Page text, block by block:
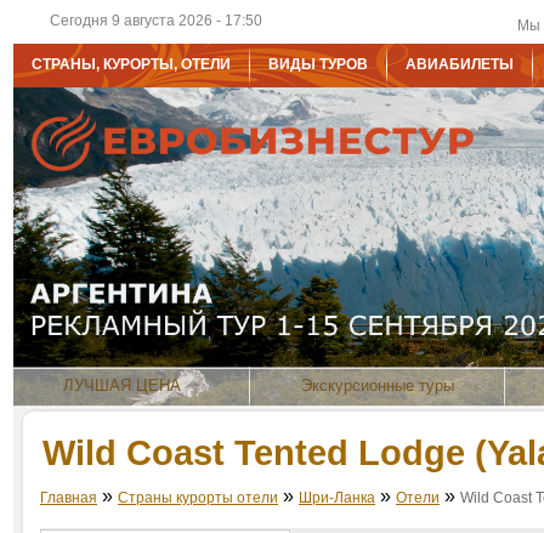
Сегодня 9 августа 2026 - 17:50 Мы
СТРАНЫ, КУРОРТЫ, ОТЕЛИ ВИДЫ ТУРОВ АВИАБИЛЕТЫ
ЛУЧШАЯ ЦЕНА Экскурсионные туры
Wild Coast Tented Lodge
Главная » Страны курорты отели » Шри-Ланка » Отели » Wild Coast